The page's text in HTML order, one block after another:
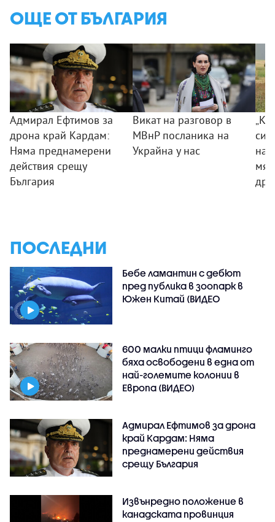
ОЩЕ ОТ БЪЛГАРИЯ
Адмирал Ефтимов за
дрона край Кардам:
Няма преднамерени
действия срещу
България
Викат на разговор в
МВнР посланика на
Украйна у нас
на
ПОСЛЕДНИ
Бебе ламантин с дебют
пред публика в зоопарк в
Южен Китай (ВИДЕО
600 малки птици фламинго
бяха освободени в една от
най-големите колонии в
Европа (ВИДЕО)
Адмирал Ефтимов за дрона
край Кардам: Няма
преднамерени действия
срещу България
Извънредно положение в
канадската провинция